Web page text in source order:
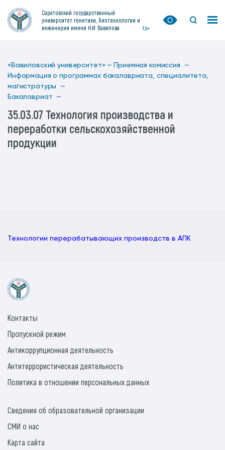
Саратовский государственный
университет генетики, биотехнологии и
инженерии имени Н.И. Вавилова
12+
«Вавиловский университет» — Приемная комиссия —
Информация о программах бакалавриата, специалитета,
магистратуры —
Бакалавриат —
35.03.07 Технология производства и
переработки сельскохозяйственной
продукции
Технологии перерабатывающих производств в АПК
Контакты
Пропускной режим
Антикоррупционная деятельность
Антитеррористическая деятельность
Политика в отношении персональных данных
Сведения об образовательной организации
СМИ о нас
Карта сайта